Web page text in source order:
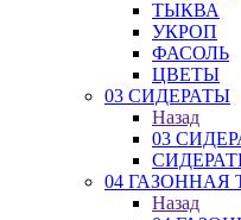
ТЫКВА
УКРОП
ФАСОЛЬ
ЦВЕТЫ
03 СИДЕРАТЫ
Назад
03
04 ГАЗОННАЯ
Назад